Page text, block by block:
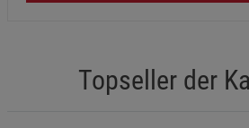
Topseller der